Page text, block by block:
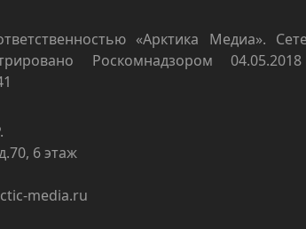
«Арктика Медиа».
Роскомнадзором
6 этаж
media.ru